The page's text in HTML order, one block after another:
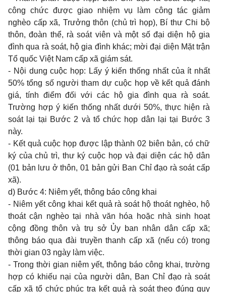
công chức được giao nhiệm vụ làm công tác giảm
nghèo cấp xã, Trưởng thôn (chủ trì họp), Bí thư Chi bộ
thôn, đoàn thể, rà soát viên và một số đại diện hộ gia
đình qua rà soát, hộ gia đình khác; mời đại diện Mặt trận
Tổ quốc Việt Nam cấp xã giám sát.
- Nội dung cuộc họp: Lấy ý kiến thống nhất của ít nhất
50% tổng số người tham dự cuộc họp về kết quả đánh
giá, tính điểm đối với các hộ gia đình qua rà soát.
Trường hợp ý kiến thống nhất dưới 50%, thực hiện rà
soát lại tại Bước 2 và tổ chức họp dân lại tại Bước 3
này.
- Kết quả cuộc họp được lập thành 02 biên bản, có chữ
ký của chủ trì, thư ký cuộc họp và đại diện các hộ dân
(01 bản lưu ở thôn, 01 bản gửi Ban Chỉ đạo rà soát cấp
xã).
d) Bước 4: Niêm yết, thông báo công khai
- Niêm yết công khai kết quả rà soát hộ thoát nghèo, hộ
thoát cận nghèo tại nhà văn hóa hoặc nhà sinh hoạt
cộng đồng thôn và trụ sở Ủy ban nhân dân cấp xã;
thông báo qua đài truyền thanh cấp xã (nếu có) trong
thời gian 03 ngày làm việc.
- Trong thời gian niêm yết, thông báo công khai, trường
hợp có khiếu nại của người dân, Ban Chỉ đạo rà soát
cấp xã tổ chức phúc tra kết quả rà soát theo đúng quy